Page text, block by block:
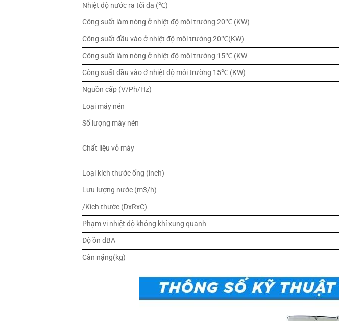
Nhiệt độ nước ra tối đa (℃)
Công suất làm nóng ở nhiệt độ môi trường 20℃ (KW)
Công suất đầu vào ở nhiệt độ môi trường 20℃(KW)
Công suất làm nóng ở nhiệt độ môi trường 15℃ (KW
Công suất đầu vào ở nhiệt độ môi trường 15℃ (KW)
Nguồn cấp (V/Ph/Hz)
Loại máy nén
Số lượng máy nén
Chất liệu vỏ máy
Loại kích thước ống (inch)
Lưu lượng nước (m3/h)
/Kích thước (DxRxC)
Phạm vi nhiệt độ không khí xung quanh
Độ ồn dBA
Cân nặng(kg)